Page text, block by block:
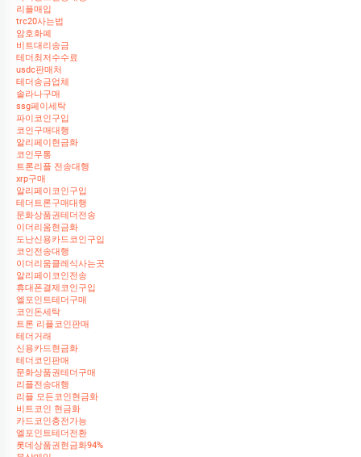
리플매입
trc20사는법
암호화폐
비트대리송금
테더최저수수료
usdc판매처
테더송금업체
솔라나구매
ssg페이세탁
파이코인구입
코인구매대행
알리페이현금화
코인무통
트론리플 전송대행
xrp구매
알리페이코인구입
테더트론구매대행
문화상품권테더전송
이더리움현금화
도난신용카드코인구입
코인전송대행
이더리움클레식사는곳
알리페이코인전송
휴대폰결제코인구입
엘포인트테더구매
코인돈세탁
트론 리플코인판매
테더거래
신용카드현금화
테더코인판매
문화상품권테더구매
리플전송대행
리플 모든코인현금화
비트코인 현금화
카드코인충전가능
엘포인트테더전환
롯데상품권현금화94%